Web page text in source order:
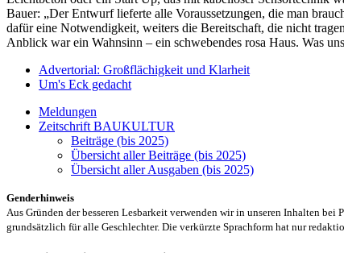
Bauer: „Der Entwurf lieferte alle Voraussetzungen, die man
dafür eine Notwendigkeit, weiters die Bereitschaft, die nicht
Anblick war ein Wahnsinn – ein schwebendes rosa Haus. Was
Advertorial: Großflächigkeit und Klarheit
Um's Eck gedacht
Meldungen
Zeitschrift BAUKULTUR
Beiträge (bis 2025)
Übersicht aller Beiträge (bis 2025)
Übersicht aller Ausgaben (bis 2025)
Genderhinweis
Aus Gründen der besseren Lesbarkeit verwenden wir in unseren Inhalten
grundsätzlich für alle Geschlechter. Die verkürzte Sprachform hat nur